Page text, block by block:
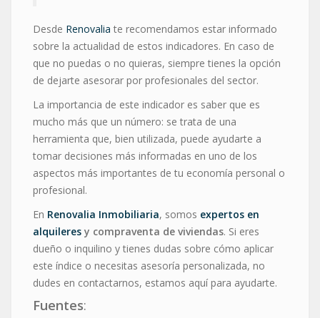
Desde Renovalia te recomendamos estar informado
sobre la actualidad de estos indicadores. En caso de
que no puedas o no quieras, siempre tienes la opción
de dejarte asesorar por profesionales del sector.
La importancia de este indicador es saber que es
mucho más que un número: se trata de una
herramienta que, bien utilizada, puede ayudarte a
tomar decisiones más informadas en uno de los
aspectos más importantes de tu economía personal o
profesional.
En Renovalia Inmobiliaria, somos expertos en
alquileres y compraventa de viviendas. Si eres
dueño o inquilino y tienes dudas sobre cómo aplicar
este índice o necesitas asesoría personalizada, no
dudes en contactarnos, estamos aquí para ayudarte.
Fuentes: